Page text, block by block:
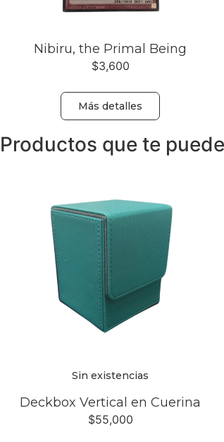
Nibiru, the Primal Being
$3,600
Más detalles
Productos que te
Sin existencias
Deckbox Vertical en Cuerina
$55,000